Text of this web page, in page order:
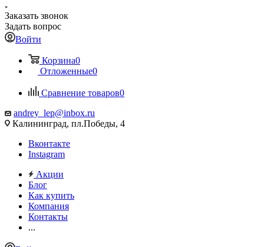
Заказать звонок
Задать вопрос
Войти
Корзина0
Отложенные0
Сравнение товаров0
andrey_lep@inbox.ru
Калининград, пл.Победы, 4
Вконтакте
Instagram
Акции
Блог
Как купить
Компания
Контакты
...